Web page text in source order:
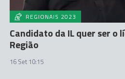
REGIONAIS 2023
Candidato da IL quer ser o
Região
16 Set 10:15